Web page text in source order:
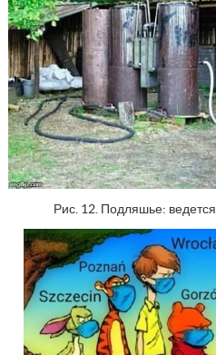
Рис. 12. Подляшье: